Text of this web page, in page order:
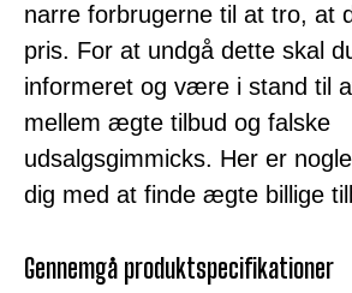
narre forbrugerne til at tro, at
pris. For at undgå dette skal
informeret og være i stand til
mellem ægte tilbud og falske
udsalgsgimmicks. Her er
dig med at finde ægte billige
Gennemgå produktspecifikationer